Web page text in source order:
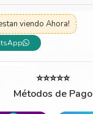
viendo Ahora!
⭐⭐⭐⭐⭐
Métodos de Pago